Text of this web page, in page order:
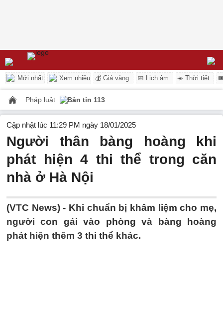
Mới nhất Xem nhiều 💰 Giá vàng 📅 Lịch âm ☀️ Thời tiết
Pháp luật Bản tin 113
Cập nhật lúc 11:29 PM ngày 18/01/2025
Người thân bàng hoàng khi
phát hiện 4 thi thể trong căn
nhà ở Hà Nội
(VTC News) - Khi chuẩn bị khâm liệm cho mẹ,
người con gái vào phòng và bàng hoàng
phát hiện thêm 3 thi thể khác.